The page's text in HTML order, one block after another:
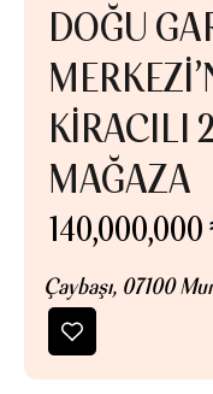
DOĞU
KIRACILI
MAĞAZA
Çaybaşı, 07100